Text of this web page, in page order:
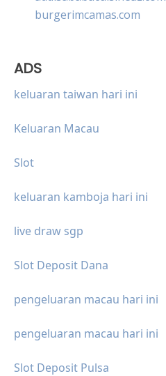
burgerimcamas.com
ADS
keluaran taiwan hari ini
Keluaran Macau
Slot
keluaran kamboja hari ini
live draw sgp
Slot Deposit Dana
pengeluaran macau hari ini
pengeluaran macau hari ini
Slot Deposit Pulsa